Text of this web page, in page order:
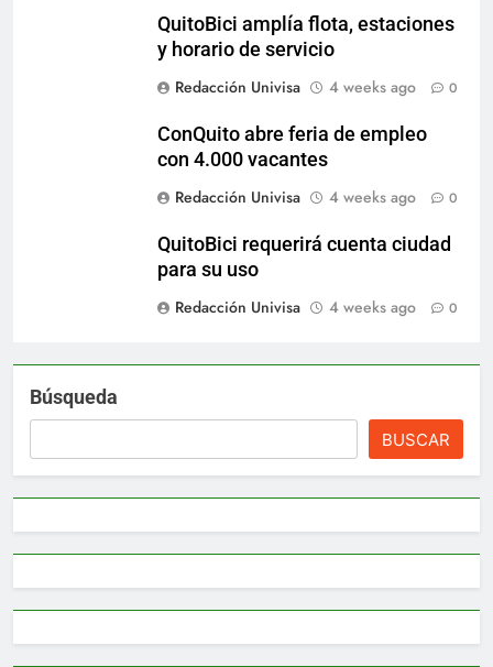
QuitoBici amplía flota, estaciones
y horario de servicio
Redacción Univisa
4 weeks ago 0
ConQuito abre feria de empleo
con 4.000 vacantes
Redacción Univisa
4 weeks ago 0
QuitoBici requerirá cuenta ciudad
para su uso
Redacción Univisa
4 weeks ago 0
Búsqueda
BUSCAR